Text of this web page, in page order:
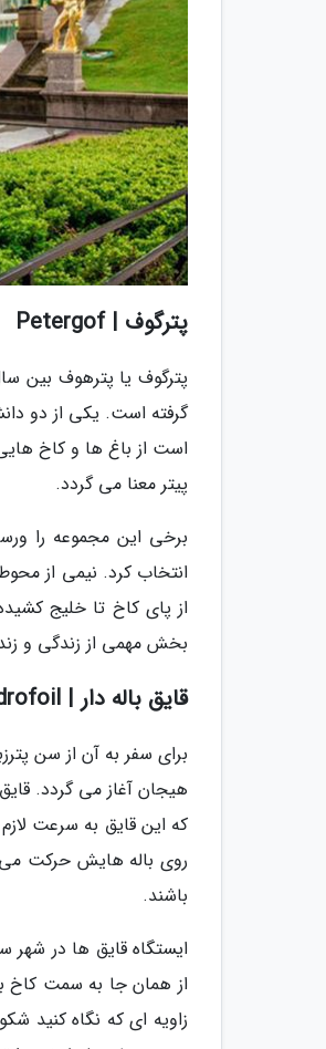
پترگوف | Petergof
است از باغ ها و کاخ
پیتر معنا می گردد.
برخی این مجموعه را
انتخاب کرد. نیمی از
از پای کاخ تا خلیج
بخش مهمی از زندگی و
قایق باله دار | Hydrofoil
برای سفر به آن از سن
باشند.
ایستگاه قایق ها در شهر
از همان جا به سمت کاخ
زاویه ای که نگاه کنید